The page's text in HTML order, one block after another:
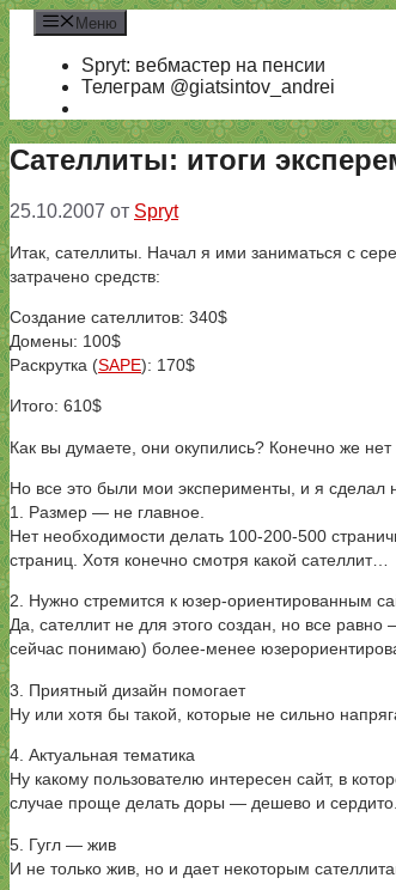
Перейти
к
содержимому
Меню
Spryt: вебмастер на пенсии
Телеграм @giatsintov_andrei
Сателлиты: итоги
25.10.2007 от Spryt
Итак, сателлиты. Начал я ими заниматься с
затрачено средств:
Создание сателлитов: 340$
Домены: 100$
Раскрутка (SAPE): 170$
Итого: 610$
Как вы думаете, они окупились? Конечно же нет
Но все это были мои эксперименты, и я сделал
1. Размер — не главное.
Нет необходимости делать 100-200-500
страниц. Хотя конечно смотря какой сателлит…
2. Нужно стремится к юзер-ориентированным
Да, сателлит не для этого создан, но все
сейчас понимаю) более-менее
3. Приятный дизайн помогает
Ну или хотя бы такой, которые не сильно
4. Актуальная тематика
Ну какому пользователю интересен сайт, в
случае проще делать доры — дешево и
5. Гугл — жив
И не только жив, но и дает некоторым